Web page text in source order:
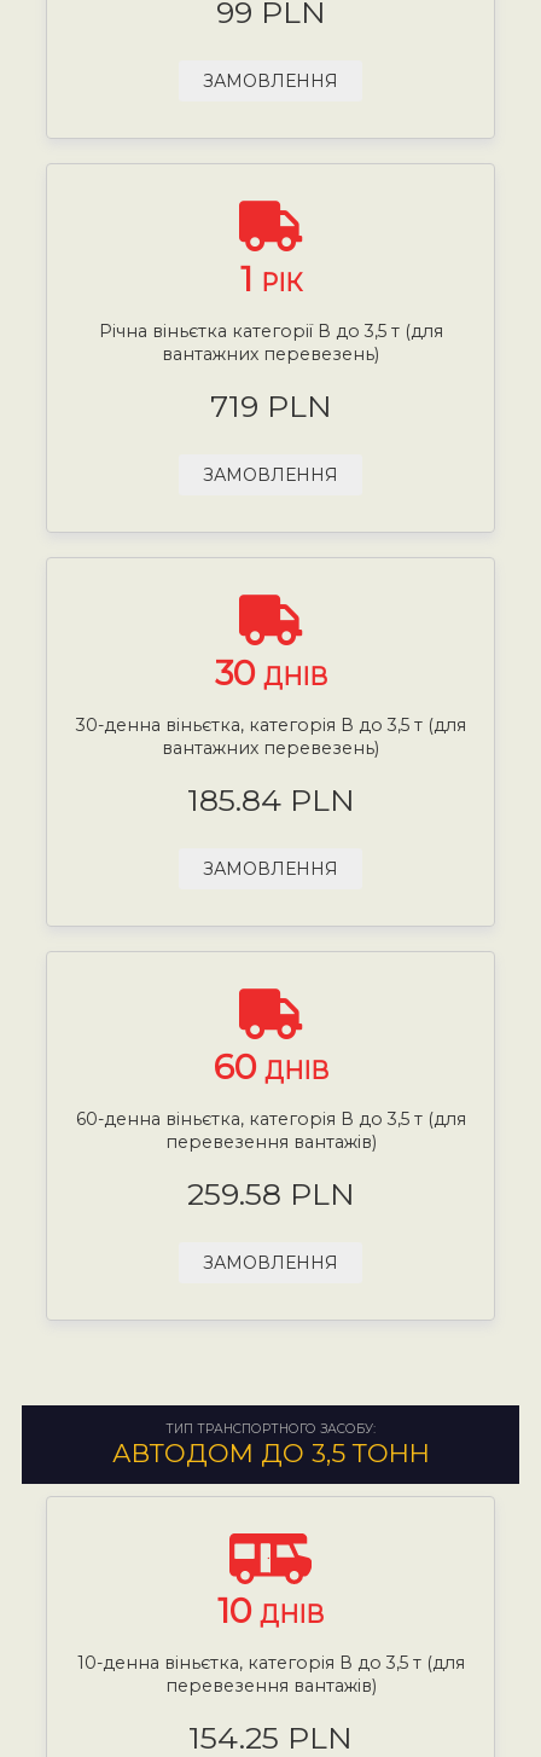
99 PLN
ЗАМОВЛЕННЯ
1 РІК
Річна віньєтка категорії В до 3,5 т (для
вантажних перевезень)
719 PLN
ЗАМОВЛЕННЯ
30 ДНІВ
30-денна віньєтка, категорія В до 3,5 т (для
вантажних перевезень)
185.84 PLN
ЗАМОВЛЕННЯ
60 ДНІВ
60-денна віньєтка, категорія В до 3,5 т (для
перевезення вантажів)
259.58 PLN
ЗАМОВЛЕННЯ
ТИП ТРАНСПОРТНОГО ЗАСОБУ:
АВТОДОМ ДО 3,5 ТОНН
10 ДНІВ
10-денна віньєтка, категорія В до 3,5 т (для
перевезення вантажів)
154.25 PLN